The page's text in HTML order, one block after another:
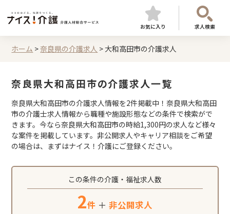
お気に入り 求人検索
ホーム >奈良県の介護求人 >大和高田市の介護求人
奈良県大和高田市の介護求人一覧
奈良県大和高田市の介護求人情報を2件掲載中！奈良県大和高田
市の介護士求人情報から職種や施設形態などの条件で検索がで
きます。今なら奈良県大和高田市の時給1,300円の求人など様々
な案件を掲載しています。非公開求人やキャリア相談をご希望
の場合は、まずはナイス！介護にご登録ください。
この条件の介護・福祉求人数
2件 ＋ 非公開求人